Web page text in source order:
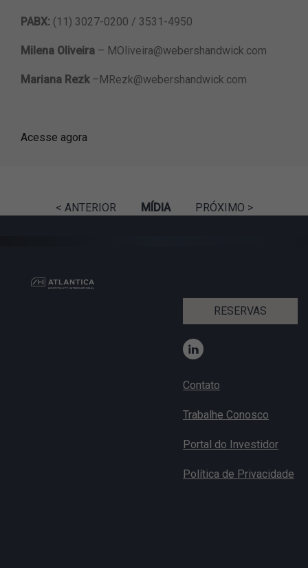
PABX: (11) 3027-0200 / 3531-4950
Milena Oliveira – MOliveira@webershandwick.com
Mariana Rezk–MRezk@webershandwick.com
Acesse agora
< ANTERIOR MÍDIA PRÓXIMO >
RESERVAS
Contato
Trabalhe Conosco
Portal do Investidor
Política de Privacidade